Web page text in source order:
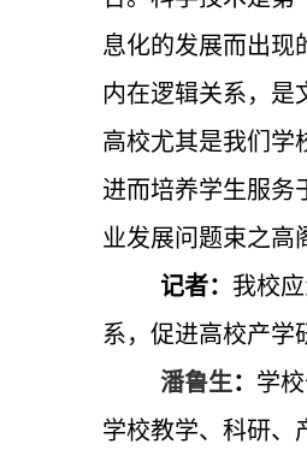
息化的发展而出现
内在逻辑关系，是
高校尤其是我们学
进而培养学生服务
业发展问题束之
记者： 我校
系，促进高校产
潘鲁生： 学
学校教学、科研、